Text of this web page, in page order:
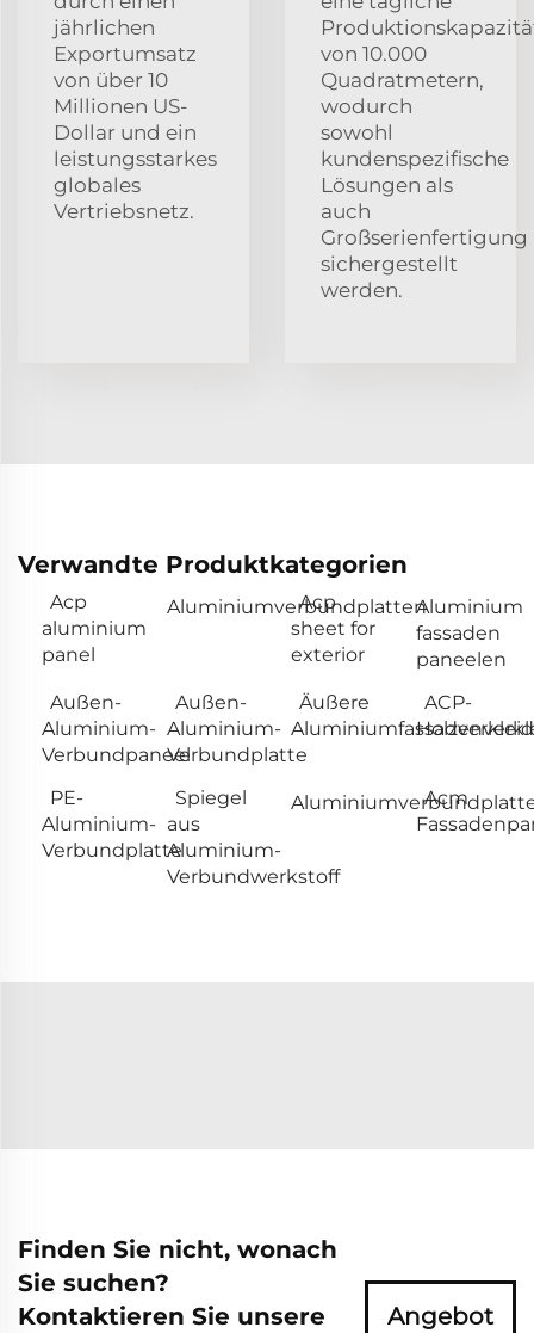
jährlichen
Exportumsatz
von über 10
Millionen US-
Dollar und ein
leistungsstarkes
globales
Vertriebsnetz.
von 10.000
Quadratmetern,
wodurch
sowohl
kundenspezifische
Lösungen als
auch
Großserienfertigung
sichergestellt
werden.
Verwandte Produktkategorien
Acp
aluminium
panel
Aluminiumverbundplatten
Acp
sheet for
exterior
Aluminium
fassaden
paneelen
Außen-
Aluminium-
Verbundpaneel
Außen-
Aluminium-
Verbundplatte
Äußere
ACP-
PE-
Aluminium-
Verbundplatte
Spiegel
aus
Aluminium-
Verbundwerkstoff
Acm
Finden Sie nicht, wonach
Sie suchen?
Kontaktieren Sie unsere
Angebot